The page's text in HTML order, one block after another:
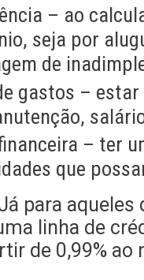
– ao
seja por
de
gastos –
– ter
que
para
linha de
de 0,99% ao